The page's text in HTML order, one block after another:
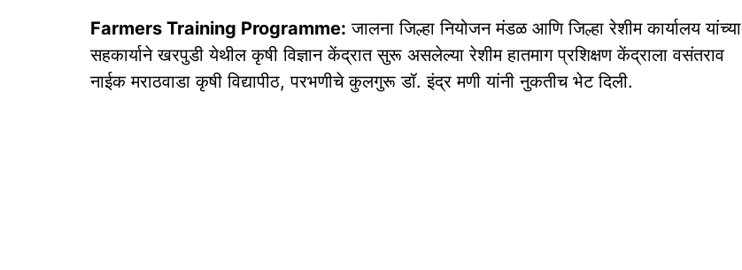
Farmers Training Programme: जालना जिल्हा नियोजन मंडळ आणि जिल्हा रेशीम कार्यालय यांच्या
सहकार्याने खरपुडी येथील कृषी विज्ञान केंद्रात सुरू असलेल्या रेशीम हातमाग प्रशिक्षण केंद्राला वसंतराव
नाईक मराठवाडा कृषी विद्यापीठ, परभणीचे कुलगुरू डॉ. इंद्र मणी यांनी नुकतीच भेट दिली.